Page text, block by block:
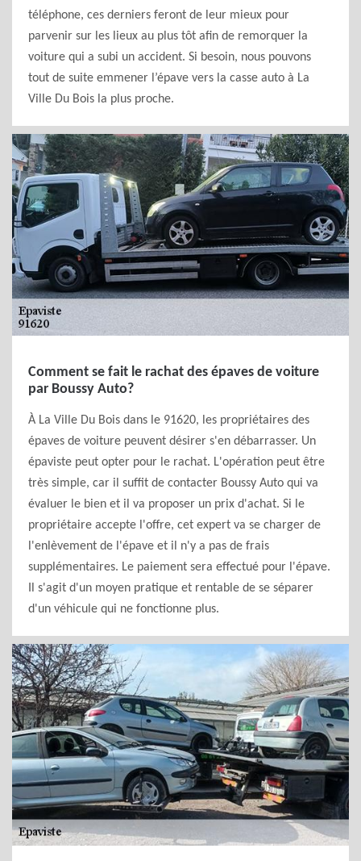
téléphone, ces derniers feront de leur mieux pour
parvenir sur les lieux au plus tôt afin de remorquer la
voiture qui a subi un accident. Si besoin, nous pouvons
tout de suite emmener l’épave vers la casse auto à La
Ville Du Bois la plus proche.
Comment se fait le rachat des épaves de voiture
par Boussy Auto?
À La Ville Du Bois dans le 91620, les propriétaires des
épaves de voiture peuvent désirer s'en débarrasser. Un
épaviste peut opter pour le rachat. L'opération peut être
très simple, car il suffit de contacter Boussy Auto qui va
évaluer le bien et il va proposer un prix d'achat. Si le
propriétaire accepte l'offre, cet expert va se charger de
l'enlèvement de l'épave et il n'y a pas de frais
supplémentaires. Le paiement sera effectué pour l'épave.
Il s'agit d'un moyen pratique et rentable de se séparer
d'un véhicule qui ne fonctionne plus.